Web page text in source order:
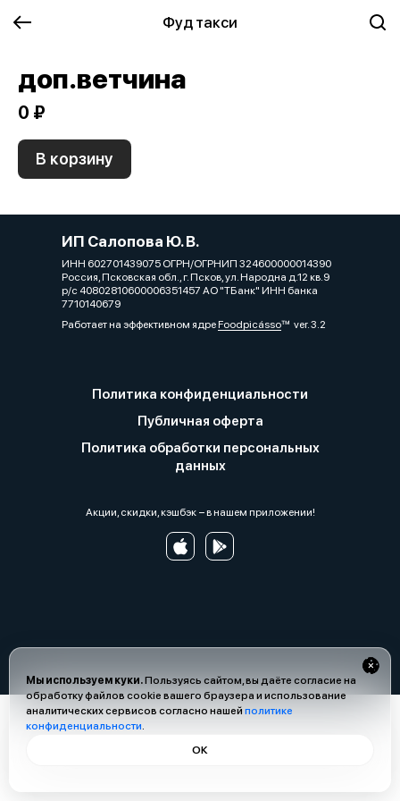
Фуд такси
Мы используем куки.Пользуясь сайтом, вы даёте согласие на
обработку файлов cookie вашего браузера и использование
аналитических сервисов согласно нашей политике
конфиденциальности.
ОК
доп.ветчина
0 ₽
В корзину
ИП Салопова Ю. В.
ИНН 602701439075 ОГРН/ОГРНИП 324600000014390
Россия, Псковская обл., г. Псков, ул. Народна д.12 кв.9
р/с 40802810600006351457 АО "ТБанк" ИНН банка
7710140679
Работает на эффективном ядреFoodpicássover. 3.2
Политика конфиденциальности
Публичная оферта
Политика обработки персональных
данных
Акции, скидки, кэшбэк − в нашем приложении!